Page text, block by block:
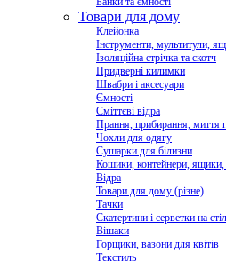
Товари для дому
Клейонка
Інструменти, мультитули,
Ізоляційна стрічка та скотч
Придверні килимки
Швабри і аксесуари
Ємності
Сміттєві відра
Прання, прибирання, миття
Чохли для одягу
Сушарки для білизни
Кошики, контейнери, ящики,
Відра
Товари для дому (різне)
Тачки
Скатертини і серветки на стіл
Вішаки
Горщики, вазони для квітів
Текстиль